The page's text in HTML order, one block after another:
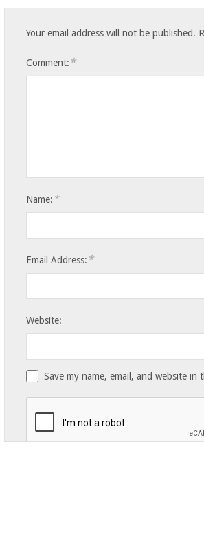
Your email address will not be published.
Comment: *
Name: *
Email Address: *
Website:
Save my name, email, and website